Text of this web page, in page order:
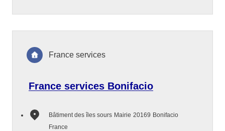
France services Bonifacio
Bâtiment des îles sours Mairie 20169 Bonifacio
France
France services